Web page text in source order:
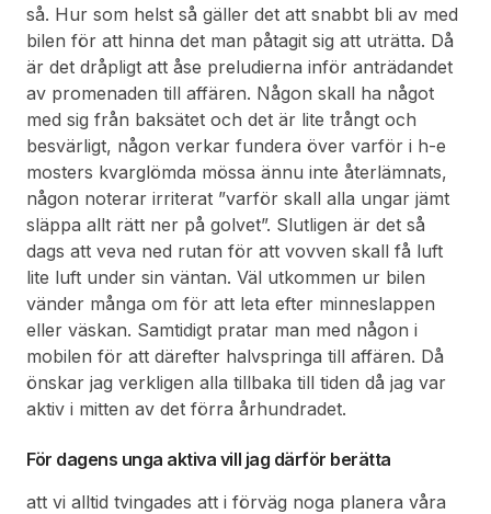
så. Hur som helst så gäller det att snabbt bli av med
bilen för att hinna det man påtagit sig att uträtta. Då
är det dråpligt att åse preludierna inför anträdandet
av promenaden till affären. Någon skall ha något
med sig från baksätet och det är lite trångt och
besvärligt, någon verkar fundera över varför i h-e
mosters kvarglömda mössa ännu inte återlämnats,
någon noterar irriterat ”varför skall alla ungar jämt
släppa allt rätt ner på golvet”. Slutligen är det så
dags att veva ned rutan för att vovven skall få luft
lite luft under sin väntan. Väl utkommen ur bilen
vänder många om för att leta efter minneslappen
eller väskan. Samtidigt pratar man med någon i
mobilen för att därefter halvspringa till affären. Då
önskar jag verkligen alla tillbaka till tiden då jag var
aktiv i mitten av det förra århundradet.
För dagens unga aktiva vill jag därför berätta
att vi alltid tvingades att i förväg noga planera våra